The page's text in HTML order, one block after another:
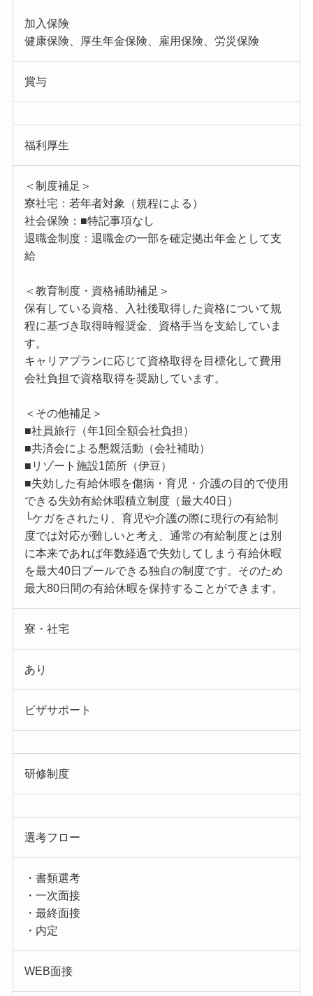
加入保険
健康保険、厚生年金保険、雇用保険、労災保険
賞与
福利厚生
＜制度補足＞
寮社宅：若年者対象（規程による）
社会保険：■特記事項なし
退職金制度：退職金の一部を確定拠出年金として支
給
＜教育制度・資格補助補足＞
保有している資格、入社後取得した資格について規
程に基づき取得時報奨金、資格手当を支給していま
す。
キャリアプランに応じて資格取得を目標化して費用
会社負担で資格取得を奨励しています。
＜その他補足＞
■社員旅行（年1回全額会社負担）
■共済会による懇親活動（会社補助）
■リゾート施設1箇所（伊豆）
■失効した有給休暇を傷病・育児・介護の目的で使用
できる失効有給休暇積立制度（最大40日）
└ケガをされたり、育児や介護の際に現行の有給制
度では対応が難しいと考え、通常の有給制度とは別
に本来であれば年数経過で失効してしまう有給休暇
を最大40日プールできる独自の制度です。そのため
最大80日間の有給休暇を保持することができます。
寮・社宅
あり
ビザサポート
研修制度
選考フロー
・書類選考
・一次面接
・最終面接
・内定
WEB面接